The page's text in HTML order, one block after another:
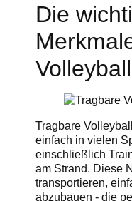
Die
Tragbare
einfach in vielen
einschließlich
am Strand. Diese
transportieren,
abzubauen - die